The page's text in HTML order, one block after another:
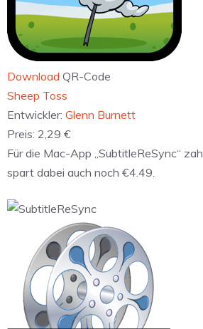
Download QR-Code
‎Sheep Toss
Entwickler: Glenn Burnett
Preis: 2,29 €
Für die Mac-App „SubtitleReSync“
spart dabei auch noch €4.49.